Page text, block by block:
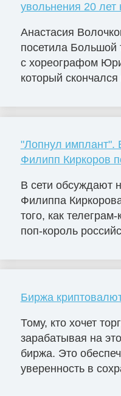
увольнения 20 лет
Анастасия
посетила Большой
с хореографом
который
"Лопнул имплант".
Филипп Киркоров
В сети обсуждают
Филиппа
того, как
поп-король
Биржа
Тому, кто хочет
зарабатывая на
биржа. Это
уверенность в